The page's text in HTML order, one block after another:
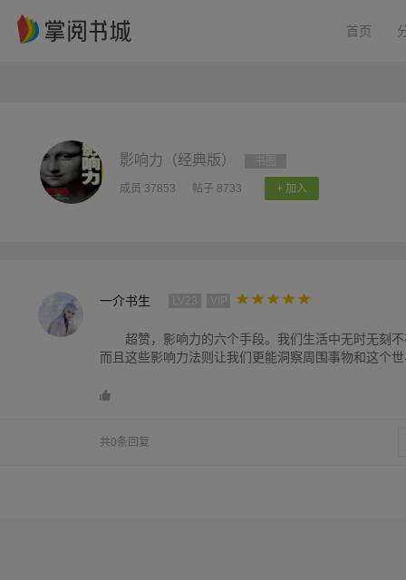
首页
影响力（经典版）
成员 37853 帖子 8733 + 加入
一介书生
超赞，影响力的六个手段。我们生活中无时无刻
而且这些影响力法则让我们更能洞察周围事物和这个
共0条回复